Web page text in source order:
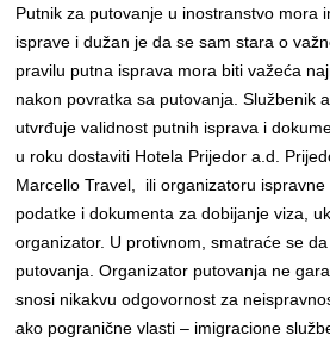
Putnik za putovanje u inostranstvo mora
isprave i dužan je da se sam stara o
pravilu putna isprava mora biti važeća
nakon povratka sa putovanja. Službenik
utvrđuje validnost putnih isprava i
u roku dostaviti Hotela Prijedor a.d.
Marcello Travel, ili organizatoru
podatke i dokumenta za dobijanje viza,
organizator. U protivnom, smatraće se
putovanja. Organizator putovanja ne
snosi nikakvu odgovornost za
ako pogranične vlasti – imigracione